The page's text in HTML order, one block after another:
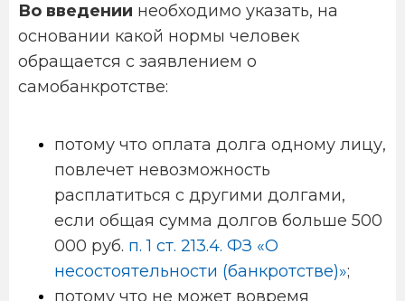
Во введении необходимо указать, на
основании какой нормы человек
обращается с заявлением о
самобанкротстве:
потому что оплата долга одному лицу,
повлечет невозможность
расплатиться с другими долгами,
если общая сумма долгов больше 500
000 руб. п. 1 ст. 213.4. ФЗ «О
несостоятельности (банкротстве)»;
потому что не может вовремя